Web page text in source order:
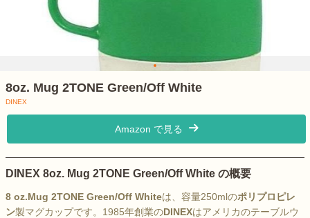
1
8oz. Mug 2TONE Green/Off White
DINEX
Amazon で見る
DINEX 8oz. Mug 2TONE Green/Off White の概要
8 oz.Mug 2TONE Green/Off Whiteは、容量250mlのポリプロピレ
ン製マグカップです。1985年創業のDINEXはアメリカのテーブルウ